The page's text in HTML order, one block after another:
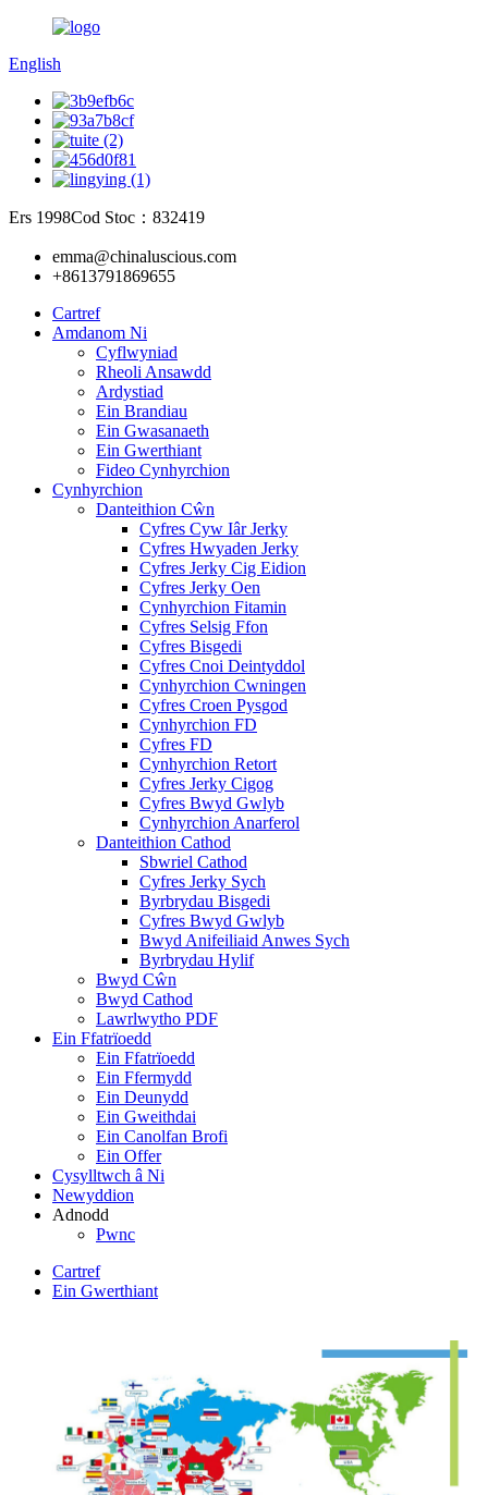
English
Ers 1998Cod Stoc：832419
emma@chinaluscious.com
+8613791869655
Cartref
Amdanom Ni
Cyflwyniad
Rheoli Ansawdd
Ardystiad
Ein Brandiau
Ein Gwasanaeth
Ein Gwerthiant
Fideo Cynhyrchion
Cynhyrchion
Danteithion Cŵn
Cyfres Cyw Iâr Jerky
Cyfres Hwyaden Jerky
Cyfres Jerky Cig Eidion
Cyfres Jerky Oen
Cynhyrchion Fitamin
Cyfres Selsig Ffon
Cyfres Bisgedi
Cyfres Cnoi Deintyddol
Cynhyrchion Cwningen
Cyfres Croen Pysgod
Cynhyrchion FD
Cyfres FD
Cynhyrchion Retort
Cyfres Jerky Cigog
Cyfres Bwyd Gwlyb
Cynhyrchion Anarferol
Danteithion Cathod
Sbwriel Cathod
Cyfres Jerky Sych
Byrbrydau Bisgedi
Cyfres Bwyd Gwlyb
Bwyd Anifeiliaid Anwes Sych
Byrbrydau Hylif
Bwyd Cŵn
Bwyd Cathod
Lawrlwytho PDF
Ein Ffatrïoedd
Ein Ffatrïoedd
Ein Ffermydd
Ein Deunydd
Ein Gweithdai
Ein Canolfan Brofi
Ein Offer
Cysylltwch â Ni
Newyddion
Adnodd
Pwnc
Cartref
Ein Gwerthiant